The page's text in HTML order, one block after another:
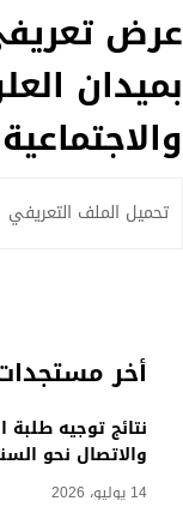
أخر
نتائج توجيه
والاتصال نحو
14 يوليو، 2026
عرض
بميدان
والاجتماعية
تحميل الملف التعريفي